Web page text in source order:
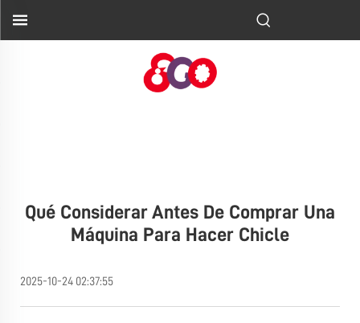
Qué Considerar Antes De Comprar Una
Máquina Para Hacer Chicle
2025-10-24 02:37:55